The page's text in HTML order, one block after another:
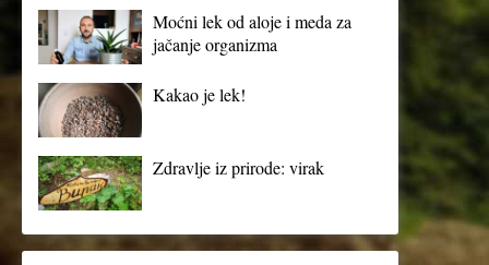
Moćni lek od aloje i meda za
jačanje organizma
Kakao je lek!
Zdravlje iz prirode: virak